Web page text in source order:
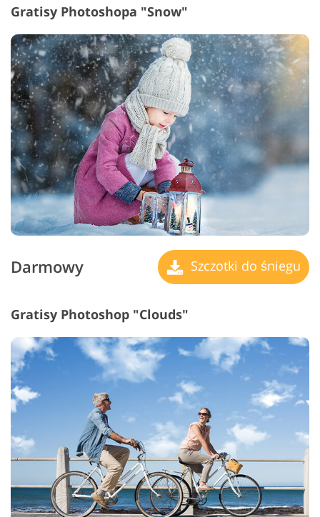
Gratisy Photoshopa "Snow"
Darmowy Szczotki do śniegu
Gratisy Photoshop "Clouds"